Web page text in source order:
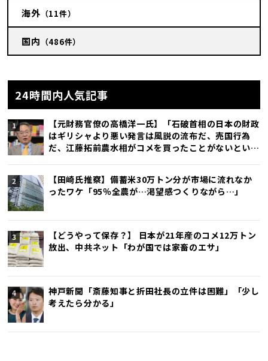
24時間内人気記事
【元財務官僚の高橋洋一氏】「石破首相の日本の財政
はギリシャより悪い発言は風説の流布だ、売国行為
だ、江藤拓前農水相がコメを買ったことがないという
【田崎氏推察】備蓄米30万トン分が市場に流れなか
ったワケ「95％全農が…渇望感つくりながら…」
【どうやって保存？】 日本が21年産のコメ12万トン
放出、中共ネット「わが国では家畜のエサ」
神戸新聞「斎藤知事と折田社長の立件は困難」「少し
考えたら分かる」
海外 （11件）
国内 （486件）